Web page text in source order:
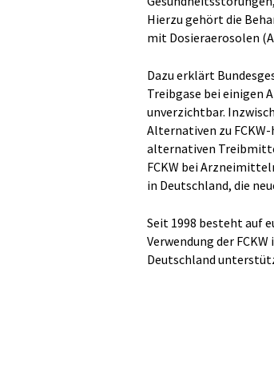
Hierzu gehört die
mit Dosieraerosolen
Dazu erklärt
Treibgase bei einigen
unverzichtbar.
Alternativen zu
alternativen
FCKW bei
in Deutschland, die
Seit 1998 besteht auf
Verwendung der
Deutschland